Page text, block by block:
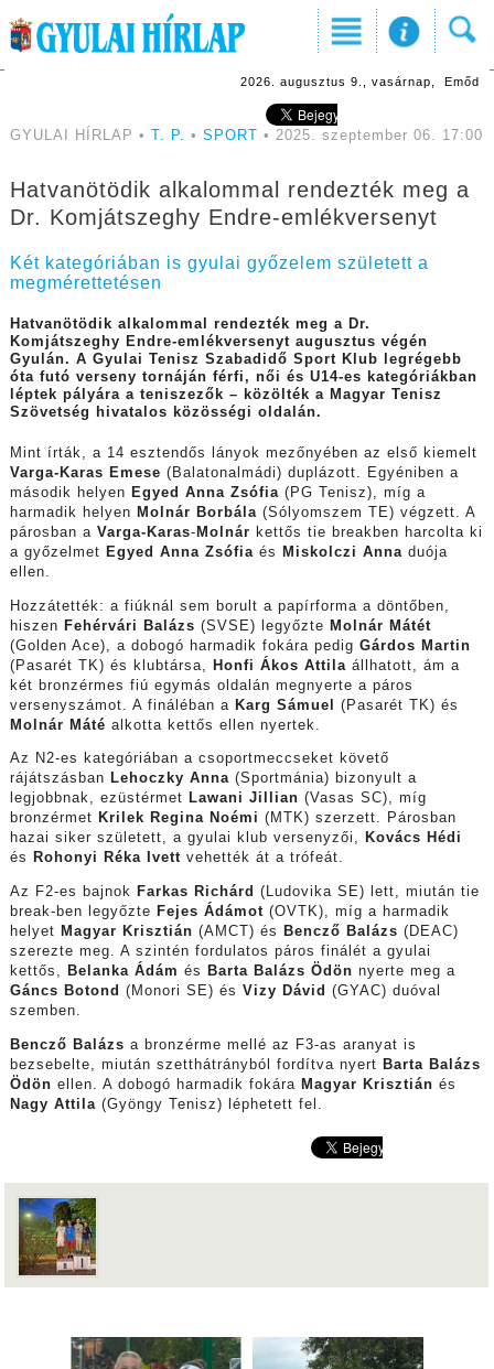
2026. augusztus 9., vasárnap, Emőd
GYULAI HÍRLAP • T. P. • SPORT • 2025. szeptember 06. 17:00
Hatvanötödik alkalommal rendezték meg a
Dr. Komjátszeghy Endre-emlékversenyt
Két kategóriában is gyulai győzelem született a
megmérettetésen
Hatvanötödik alkalommal rendezték meg a Dr.
Komjátszeghy Endre-emlékversenyt augusztus végén
Gyulán. A Gyulai Tenisz Szabadidő Sport Klub legrégebb
óta futó verseny tornáján férfi, női és U14-es kategóriákban
léptek pályára a teniszezők – közölték a Magyar Tenisz
Szövetség hivatalos közösségi oldalán.
Mint írták, a 14 esztendős lányok mezőnyében az első kiemelt
Varga-Karas Emese (Balatonalmádi) duplázott. Egyéniben a
második helyen Egyed Anna Zsófia(PG Tenisz), míg a
harmadik helyen Molnár Borbála(Sólyomszem TE) végzett. A
párosban a Varga-Karas- Molnár kettős tie breakben harcolta ki
a győzelmet Egyed Anna Zsófiaés Miskolczi Annaduója
ellen.
Hozzátették: a fiúknál sem borult a papírforma a döntőben,
hiszen Fehérvári Balázs (SVSE) legyőzte Molnár Mátét
(Golden Ace), a dobogó harmadik fokára pedig Gárdos Martin
(Pasarét TK) és klubtársa,
Honfi Ákos Attila állhatott, ám a
két bronzérmes fiú egymás oldalán megnyerte a páros
versenyszámot. A fináléban a Karg Sámuel
(Pasarét TK) és
Molnár Máté alkotta kettős ellen nyertek.
Az N2-es kategóriában a csoportmeccseket követő
rájátszásban Lehoczky Anna(Sportmánia) bizonyult a
legjobbnak, ezüstérmet Lawani Jillian (Vasas SC), míg
bronzérmet Krilek Regina Noémi (MTK) szerzett. Párosban
hazai siker született, a gyulai klub versenyzői,
Kovács Hédi
és
Rohonyi Réka Ivettvehették át a trófeát.
Az F2-es bajnok Farkas Richárd (Ludovika SE) lett, miután tie
break-ben legyőzte Fejes Ádámot(OVTK), míg a harmadik
helyet Magyar Krisztián (AMCT) és Bencző Balázs (DEAC)
szerezte meg. A szintén fordulatos páros finálét a gyulai
kettős,
Belanka Ádám és Barta Balázs Ödön nyerte meg a
Gáncs Botond (Monori SE) és Vizy Dávid (GYAC) duóval
szemben.
Bencző Balázs a bronzérme mellé az F3-as aranyat is
bezsebelte, miután szetthátrányból fordítva nyert Barta Balázs
Ödön ellen. A dobogó harmadik fokára Magyar Krisztián és
Nagy Attila (Gyöngy Tenisz) léphetett fel.